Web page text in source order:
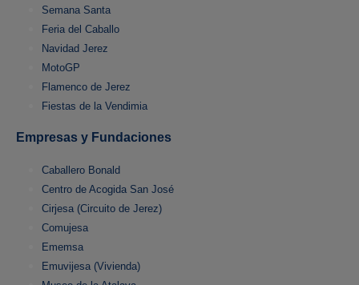
Semana Santa
Feria del Caballo
Navidad Jerez
MotoGP
Flamenco de Jerez
Fiestas de la Vendimia
Empresas y Fundaciones
Caballero Bonald
Centro de Acogida San José
Cirjesa (Circuito de Jerez)
Comujesa
Ememsa
Emuvijesa (Vivienda)